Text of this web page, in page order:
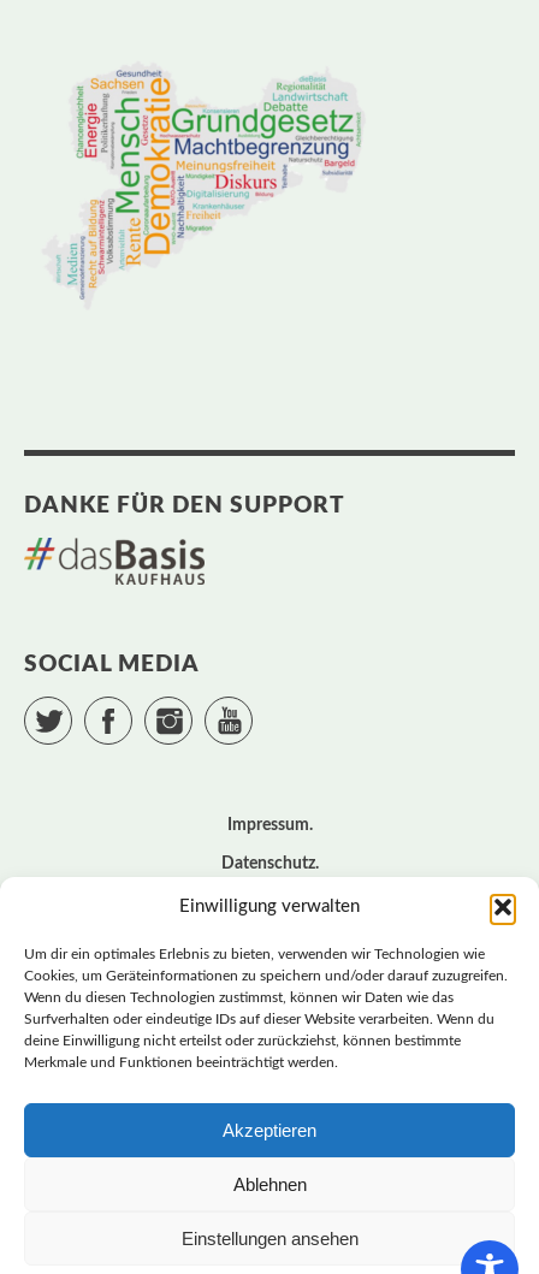
Einwilligung verwalten
Um dir ein optimales Erlebnis zu bieten, verwenden wir Technologien wie
Cookies, um Geräteinformationen zu speichern und/oder darauf zuzugreifen.
Wenn du diesen Technologien zustimmst, können wir Daten wie das
Surfverhalten oder eindeutige IDs auf dieser Website verarbeiten. Wenn du
deine Einwilligung nicht erteilst oder zurückziehst, können bestimmte
Merkmale und Funktionen beeinträchtigt werden.
Akzeptieren
Ablehnen
Einstellungen ansehen
DANKE FÜR DEN SUPPORT
SOCIAL MEDIA
Twitter Facebook Instagram
Impressum
Datenschutz
Cookie – Richtlinie (EU)
© BASISDEMOKRATISCHE PARTEI DEUTSCHLAND *
LANDESVERBAND SACHSEN
LANDESVERBAND
SACHSEN | DIEBASIS
BASISDEMOKRATISCHE PARTEI DEUTSCHLAND –